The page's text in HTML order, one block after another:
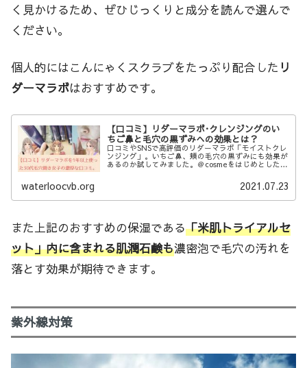
く見かけるため、ぜひじっくりと成分を読んで選んで
ください。
個人的にはこんにゃくスクラブをたっぷり配合した リ
ダーマラボはおすすめです。
【口コミ】リダーマラボ･クレンジングのい
ちご鼻と毛穴の黒ずみへの効果とは？
口コミやSNSで高評価のリダーマラボ「モイストクレ
ンジング」。いちご鼻、頬の毛穴の黒ずみにも効果が
あるのか試してみました。＠cosmeをはじめとした良
waterloocvb.org 2021.07.23
また上記のおすすめの保湿である「米肌トライアルセ
ット」内に含まれる肌潤石鹸も濃密泡で毛穴の汚れを
落とす効果が期待できます。
紫外線対策